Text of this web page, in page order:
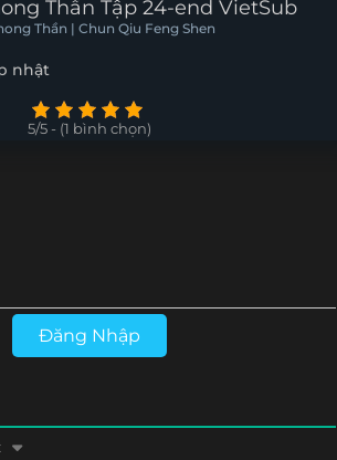
Thần Tập 24-end VietSub
Thần | Chun Qiu Feng Shen
nhật
5/5 - (1 bình chọn)
Đăng Nhập